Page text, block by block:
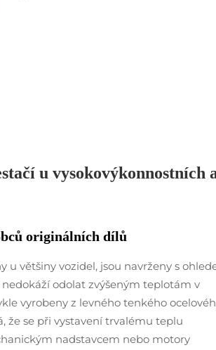
u vysokovýkonnostních
originálních dílů
většiny vozidel, jsou navrženy s
odolat zvýšeným teplotám v
vyrobeny z levného tenkého
že se při vystavení trvalému teplu
nadstavcem nebo motory